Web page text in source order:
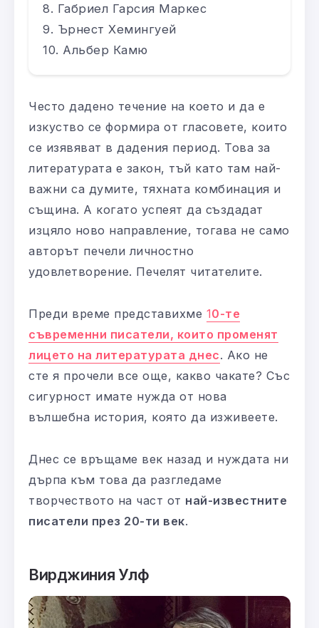
Габриел Гарсия Маркес
Ърнест Хемингуей
Альбер Камю
Често дадено течение на което и да е
изкуство се формира от гласовете, които
се изявяват в дадения период. Това за
литературата е закон, тъй като там най-
важни са думите, тяхната комбинация и
същина. А когато успеят да създадат
изцяло ново направление, тогава не само
авторът печели личностно
удовлетворение. Печелят читателите.
Преди време представихме 10-те
съвременни писатели, които променят
лицето на литературата днес. Ако не
сте я прочели все още, какво чакате? Със
сигурност имате нужда от нова
вълшебна история, която да изживеете.
Днес се връщаме век назад и нуждата ни
дърпа към това да разгледаме
творчеството на част от най-известните
писатели през 20-ти век.
Вирджиния Улф